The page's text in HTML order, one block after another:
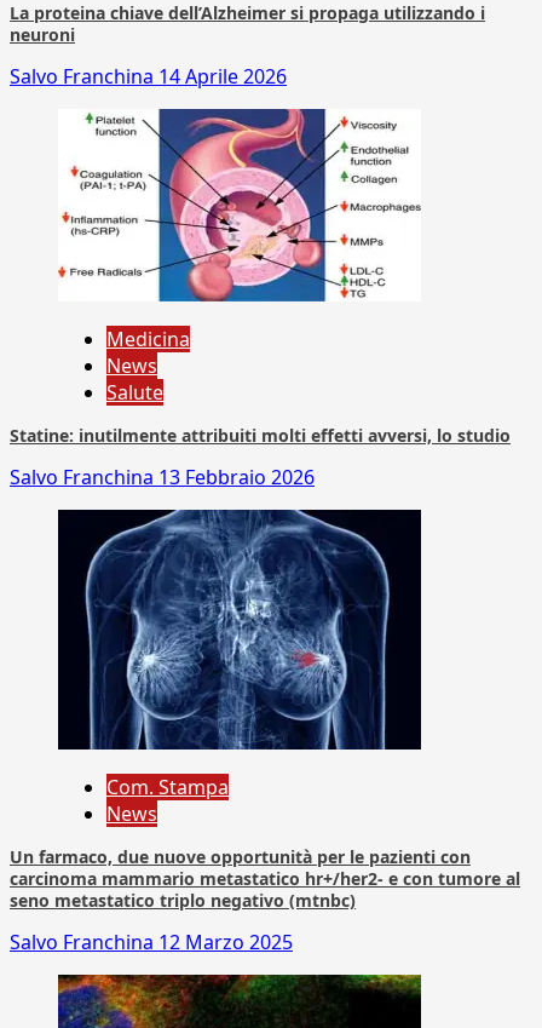
La proteina chiave dell’Alzheimer si propaga utilizzando i
neuroni
Salvo Franchina 14 Aprile 2026
Medicina
News
Salute
Statine: inutilmente attribuiti molti effetti avversi, lo studio
Salvo Franchina 13 Febbraio 2026
Com. Stampa
News
Un farmaco, due nuove opportunità per le pazienti con
carcinoma mammario metastatico hr+/her2- e con tumore al
seno metastatico triplo negativo (mtnbc)
Salvo Franchina 12 Marzo 2025